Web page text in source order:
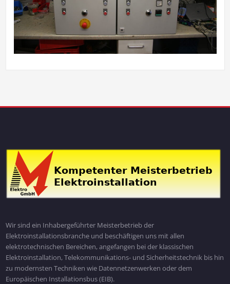
Wir sind ein Inhabergeführter Meisterbetrieb der
Elektroinstallationsbranche und beschäftigen uns mit allen
elektrotechnischen Bereichen, angefangen bei der klassischen
Elektroinstallation, Telekommunikations- und Sicherheitstechnik bis hin
zu modernsten Techniken wie Datennetzenwerken oder dem
Europäischen Installationsbus (EIB).